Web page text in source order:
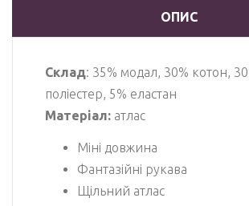
ОПИС
Склад: 35% модал, 30% котон,
поліестер, 5% еластан
Матеріал: атлас
Міні довжина
Фантазійні рукава
Щільний атлас